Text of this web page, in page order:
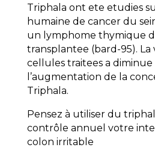
Triphala ont ete etudies
humaine de cancer du
un lymphome thymique
transplantee (bard-95). La
cellules traitees a diminue
l’augmentation de la
Triphala.
Pensez à utiliser du
contrôle annuel votre
colon irritable